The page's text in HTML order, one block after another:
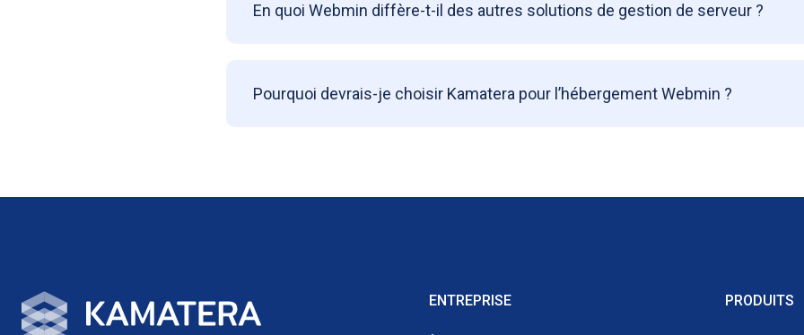
En quoi Webmin diffère-t-il des autres solutions de gestion de serveur ?
Pourquoi devrais-je choisir Kamatera pour l’hébergement Webmin ?
ENTREPRISE PRODUITS